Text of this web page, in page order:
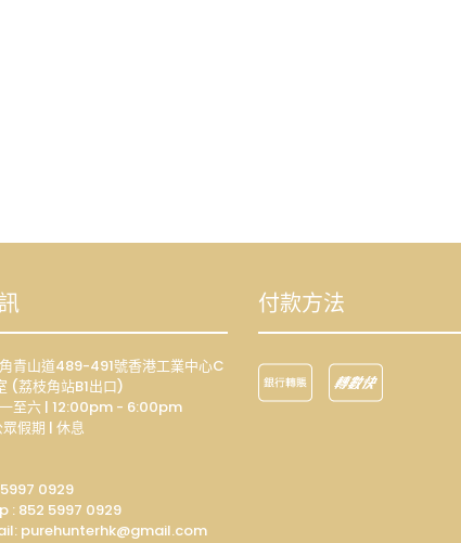
青山道489-491號香港工業中心C
(荔枝角站B1出口)
至六 | 12:00pm - 6:00pm
假期 | 休息
0929
: 852 5997 0929
purehunterhk@gmail.com
付款方法